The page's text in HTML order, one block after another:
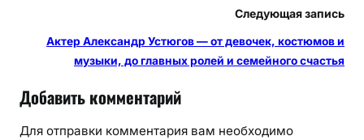
Следующая запись
Актер Александр Устюгов — от девочек, костюмов и
музыки, до главных ролей и семейного счастья
Добавить комментарий
Для отправки комментария вам необходимо